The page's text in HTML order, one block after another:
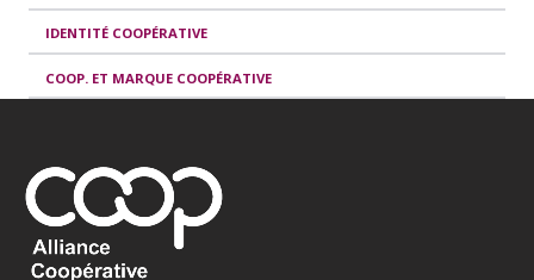
IDENTITÉ COOPÉRATIVE
COOP. ET MARQUE COOPÉRATIVE